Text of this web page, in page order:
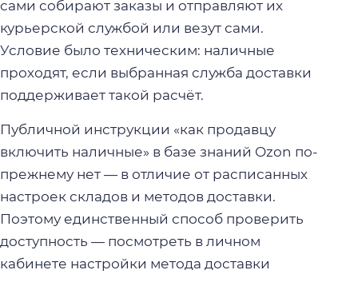
сами собирают заказы и отправляют их
курьерской службой или везут сами.
Условие было техническим: наличные
проходят, если выбранная служба доставки
поддерживает такой расчёт.
Публичной инструкции «как продавцу
включить наличные» в базе знаний Ozon по-
прежнему нет — в отличие от расписанных
настроек складов и методов доставки.
Поэтому единственный способ проверить
доступность — посмотреть в личном
кабинете настройки метода доставки